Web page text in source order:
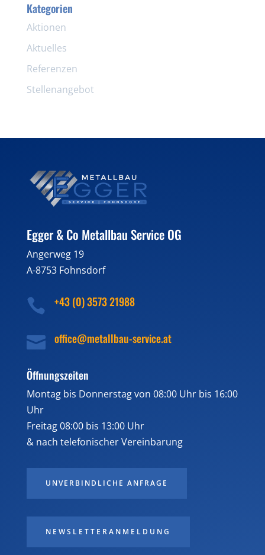
Kategorien
Aktionen
Aktuelles
Referenzen
Stellenangebot
Egger & Co Metallbau Service OG
Angerweg 19
A-8753 Fohnsdorf
 +43 (0) 3573 21988
 office@metallbau-service.at
Öffnungszeiten
Montag bis Donnerstag von 08:00 Uhr bis 16:00
Uhr
Freitag 08:00 bis 13:00 Uhr
& nach telefonischer Vereinbarung
UNVERBINDLICHE ANFRAGE
NEWSLETTERANMELDUNG